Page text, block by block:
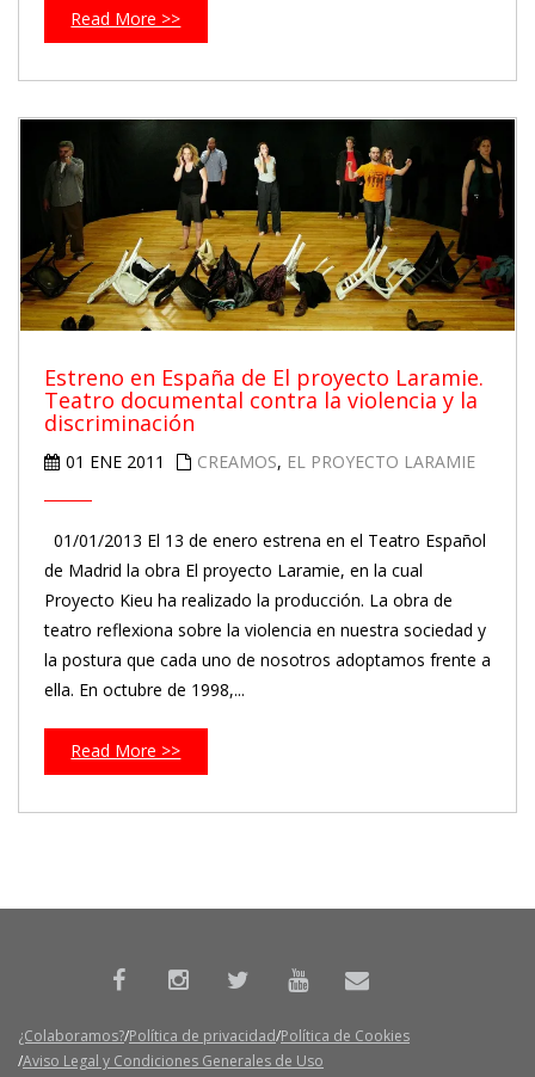
Read More >>
Estreno en España de El proyecto Laramie.
Teatro documental contra la violencia y la
discriminación
01 ENE 2011 CREAMOS, EL PROYECTO LARAMIE
01/01/2013 El 13 de enero estrena en el Teatro Español
de Madrid la obra El proyecto Laramie, en la cual
Proyecto Kieu ha realizado la producción. La obra de
teatro reflexiona sobre la violencia en nuestra sociedad y
la postura que cada uno de nosotros adoptamos frente a
ella. En octubre de 1998,...
Read More >>
¿Colaboramos? Política de privacidad Política de Cookies
Aviso Legal y Condiciones Generales de Uso